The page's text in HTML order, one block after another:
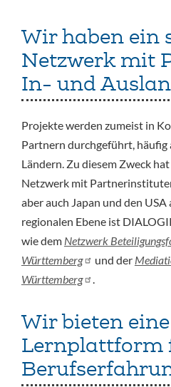
Wir haben ein
Netzwerk mit
In- und
Projekte werden zumeist in
Partnern durchgeführt, häufig
Ländern. Zu diesem Zweck
Netzwerk mit
aber auch Japan und den
regionalen Ebene ist
wie dem Netzwerk
Württemberg
und der
Württemberg
.
Wir bieten eine
Lernplattform